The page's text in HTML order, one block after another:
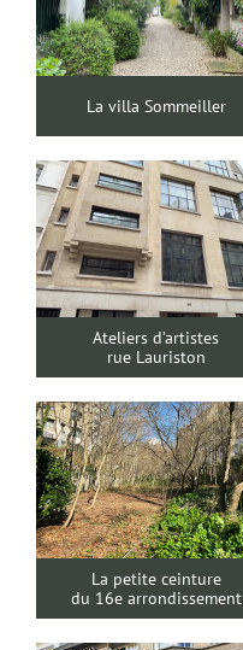
La villa Sommeiller
Ateliers d’artistes
rue Lauriston
La petite ceinture
du 16e arrondissement